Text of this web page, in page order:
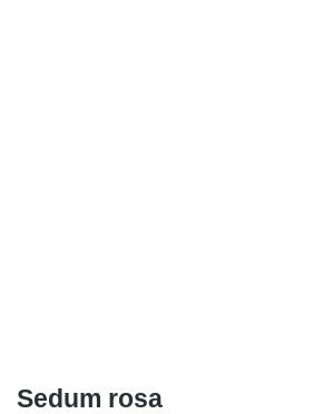
Sedum rosa